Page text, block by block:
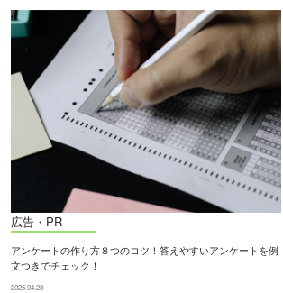
広告・PR
アンケートの作り方８つのコツ！答えやすいアンケートを例
文つきでチェック！
2025.04.28